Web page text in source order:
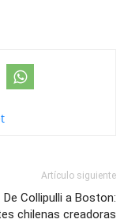
Artículo siguiente
De Collipulli a Boston:
chilenas creadoras